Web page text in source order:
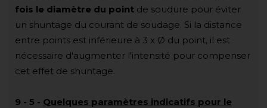
fois le diamètre du point de soudure pour éviter
un shuntage du courant de soudage. Si la distance
entre points est inférieure à 3 x Ø du point, il est
nécessaire d'augmenter l'intensité pour compenser
cet effet de shuntage.
9 - 5 - Quelques paramètres indicatifs pour le